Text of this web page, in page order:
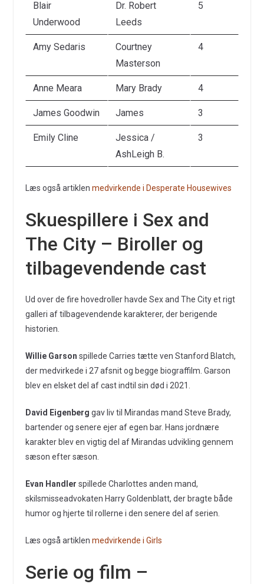
Blair
Underwood
Dr. Robert
Leeds
5
Amy Sedaris
Courtney
Masterson
4
Anne Meara Mary Brady 4
James Goodwin James 3
Emily Cline
Jessica /
AshLeigh B.
3
Læs også artiklen medvirkende i Desperate Housewives
Skuespillere i Sex and
The City – Biroller og
tilbagevendende cast
Ud over de fire hovedroller havde Sex and The City et rigt
galleri af tilbagevendende karakterer, der berigende
historien.
Willie Garson spillede Carries tætte ven Stanford Blatch,
der medvirkede i 27 afsnit og begge biograffilm. Garson
blev en elsket del af cast indtil sin død i 2021.
David Eigenberg gav liv til Mirandas mand Steve Brady,
bartender og senere ejer af egen bar. Hans jordnære
karakter blev en vigtig del af Mirandas udvikling gennem
sæson efter sæson.
Evan Handler spillede Charlottes anden mand,
skilsmisseadvokaten Harry Goldenblatt, der bragte både
humor og hjerte til rollerne i den senere del af serien.
Læs også artiklen medvirkende i Girls
Serie og film –